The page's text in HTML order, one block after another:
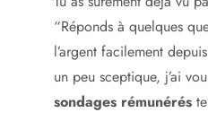
“Réponds à quelques
l’argent facilement
un peu sceptique, j’ai
sondages rémunérés